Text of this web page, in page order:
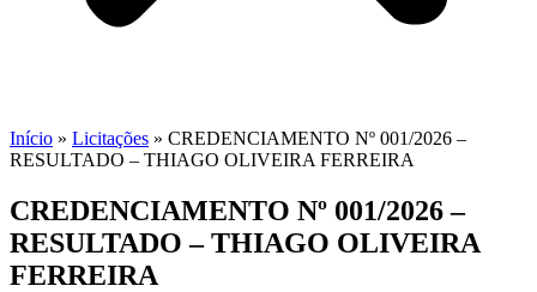
Início » Licitações » CREDENCIAMENTO Nº 001/2026 –
RESULTADO – THIAGO OLIVEIRA FERREIRA
CREDENCIAMENTO Nº 001/2026 –
RESULTADO – THIAGO OLIVEIRA
FERREIRA